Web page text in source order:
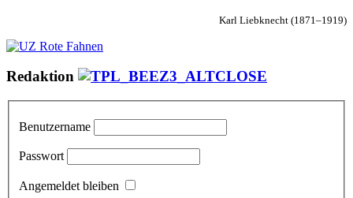
Karl Liebknecht (1871–1919)
Redaktion
Benutzername
Passwort
Angemeldet bleiben